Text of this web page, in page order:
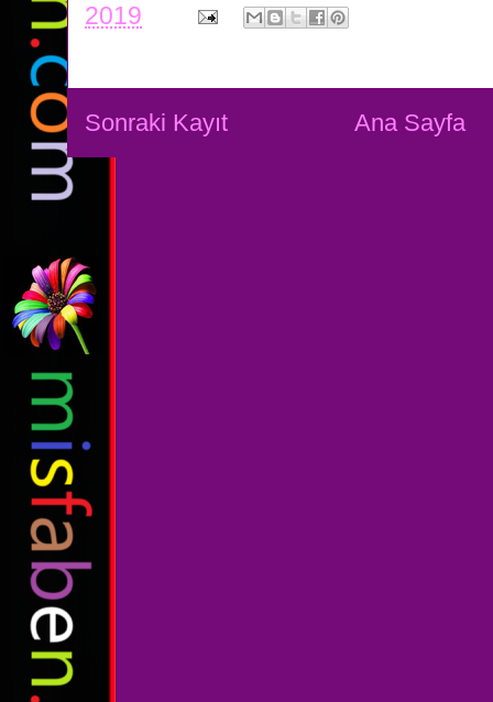
2019
Sonraki Kayıt Ana Sayfa